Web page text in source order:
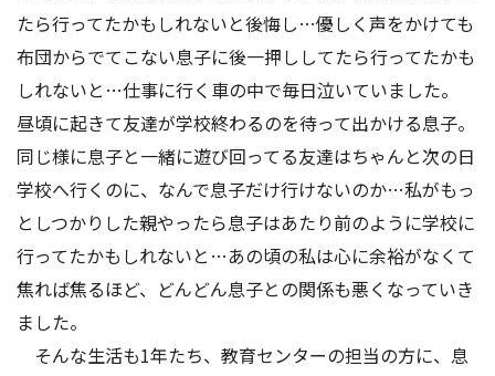
たら行ってたかもしれないと後悔し…優しく声をかけても
布団からでてこない息子に後一押ししてたら行ってたかも
しれないと…仕事に行く車の中で毎日泣いていました。
昼頃に起きて友達が学校終わるのを待って出かける息子。
同じ様に息子と一緒に遊び回ってる友達はちゃんと次の日
学校へ行くのに、なんで息子だけ行けないのか…私がもっ
としつかりした親やったら息子はあたり前のように学校に
行ってたかもしれないと…あの頃の私は心に余裕がなくて
焦れば焦るほど、どんどん息子との関係も悪くなっていき
ました。
そんな生活も1年たち、教育センターの担当の方に、息